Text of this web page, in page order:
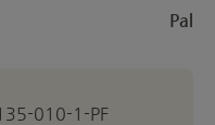
Pal
010-1-PF